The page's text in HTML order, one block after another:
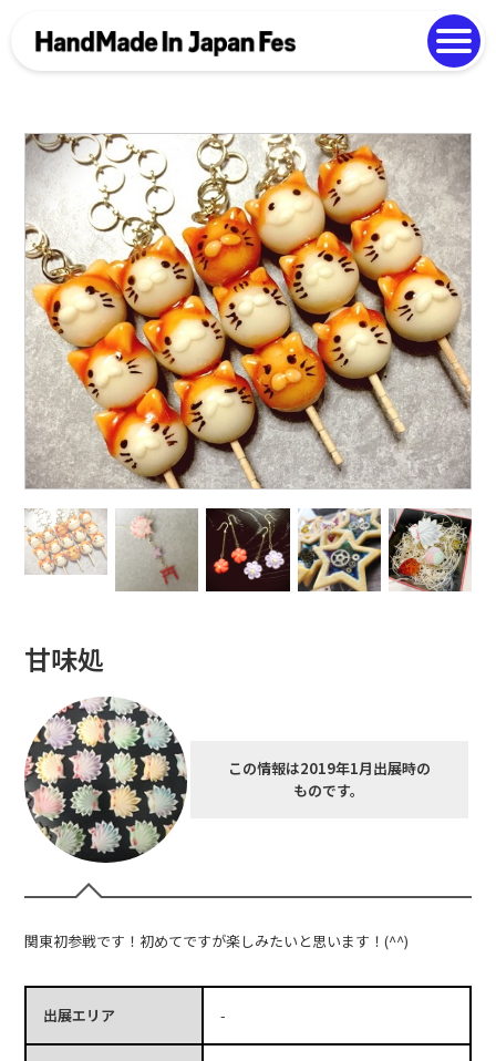
Photo Gallery
EN 中文
甘味処
この情報は2019年1月出展時の
ものです。
関東初参戦です！初めてですが楽しみたいと思います！(^^)
出展エリア -